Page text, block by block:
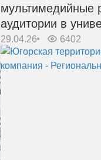
мультимедийные
аудитории в
29.04.26 6402